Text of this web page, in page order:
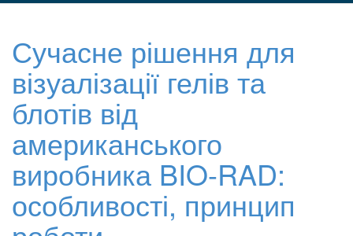
Сучасне рішення для
візуалізації гелів та
блотів від
американського
виробника BIO-RAD:
особливості, принцип